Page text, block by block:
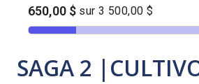
SAGA 2